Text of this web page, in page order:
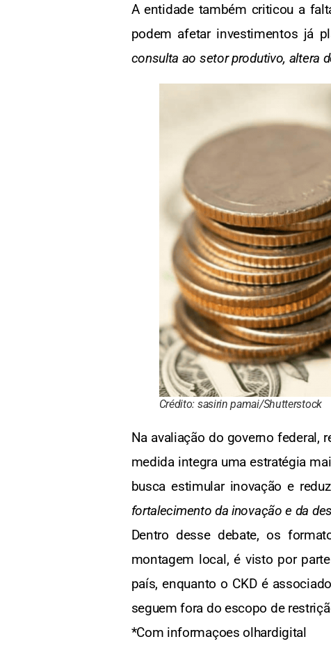
A entidade também criticou a
podem afetar investimentos já
consulta ao setor produtivo, altera
Crédito: sasirin pamai/Shutterstock
Na avaliação do governo federal,
medida integra uma estratégia
busca estimular inovação e
fortalecimento da inovação e da
Dentro desse debate, os
montagem local, é visto por
país, enquanto o CKD é
seguem fora do escopo de
*Com informaçoes olhardigital